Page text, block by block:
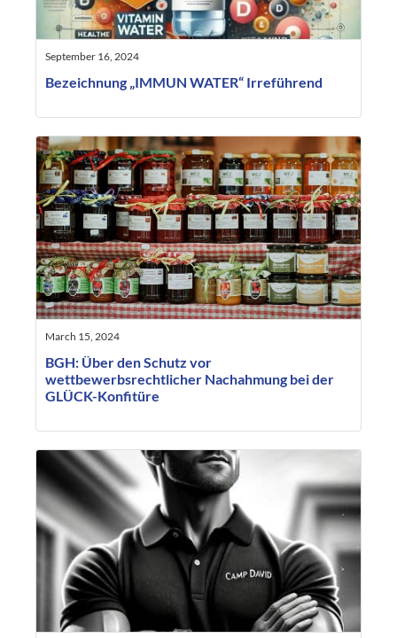
September 16, 2024
Bezeichnung „IMMUN WATER“ Irreführend
March 15, 2024
BGH: Über den Schutz vor
wettbewerbsrechtlicher Nachahmung bei der
GLÜCK-Konfitüre